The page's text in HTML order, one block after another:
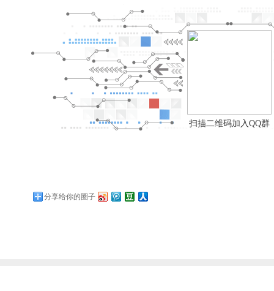
扫描二维码加入QQ群
分享给你的圈子